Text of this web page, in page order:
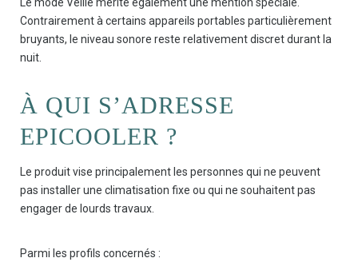
Contrairement à certains appareils portables particulièrement
bruyants, le niveau sonore reste relativement discret durant la
nuit.
À QUI S’ADRESSE
EPICOOLER ?
Le produit vise principalement les personnes qui ne peuvent
pas installer une climatisation fixe ou qui ne souhaitent pas
engager de lourds travaux.
Parmi les profils concernés :